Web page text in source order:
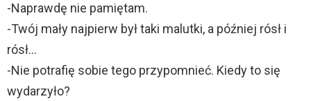
-Naprawdę nie pamiętam.
-Twój mały najpierw był taki malutki, a później rósł i
rósł…
-Nie potrafię sobie tego przypomnieć. Kiedy to się
wydarzyło?